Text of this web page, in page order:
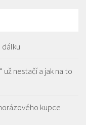
už nestačí a jak na to
kupce